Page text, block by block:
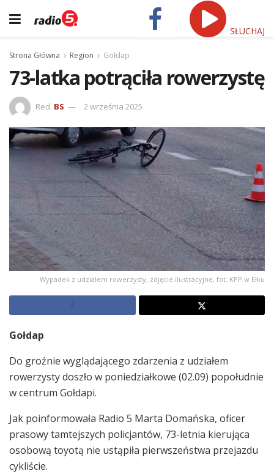
SŁUCHAJ
Strona Główna Region Gołdap
73-latka potrąciła rowerzystę
Red. BS 2 września 2025
Wypadek z udziałem rowerzysty, zdjęcie ilustracyjne, fot. KPP w Ełku
Gołdap
Do groźnie wyglądającego zdarzenia z udziałem
rowerzysty doszło w poniedziałkowe (02.09) popołudnie
w centrum Gołdapi.
Jak poinformowała Radio 5 Marta Domańska, oficer
prasowy tamtejszych policjantów, 73-letnia kierująca
osobową toyotą nie ustąpiła pierwszeństwa przejazdu
cykliście.